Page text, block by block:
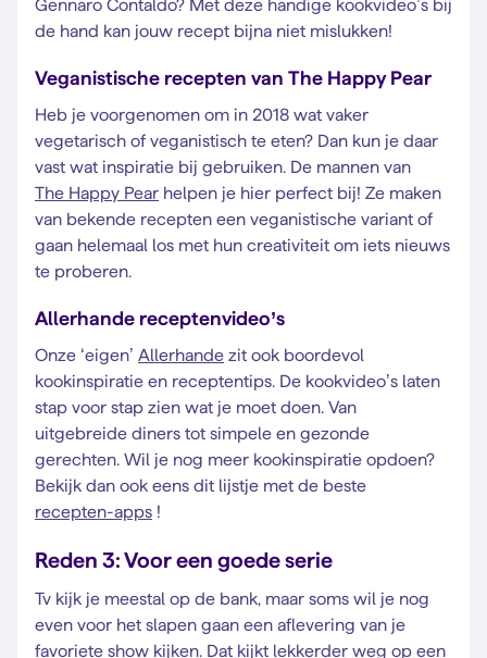
Gennaro Contaldo? Met deze handige kookvideo’s bij
de hand kan jouw recept bijna niet mislukken!
Veganistische recepten van The Happy Pear
Heb je voorgenomen om in 2018 wat vaker
vegetarisch of veganistisch te eten? Dan kun je daar
vast wat inspiratie bij gebruiken. De mannen van
The Happy Pear helpen je hier perfect bij! Ze maken
van bekende recepten een veganistische variant of
gaan helemaal los met hun creativiteit om iets nieuws
te proberen.
Allerhande receptenvideo’s
Onze ‘eigen’ Allerhande zit ook boordevol
kookinspiratie en receptentips. De kookvideo’s laten
stap voor stap zien wat je moet doen. Van
uitgebreide diners tot simpele en gezonde
gerechten. Wil je nog meer kookinspiratie opdoen?
Bekijk dan ook eens dit lijstje met de beste
recepten-apps !
Reden 3: Voor een goede serie
Tv kijk je meestal op de bank, maar soms wil je nog
even voor het slapen gaan een aflevering van je
favoriete show kijken. Dat kijkt lekkerder weg op een